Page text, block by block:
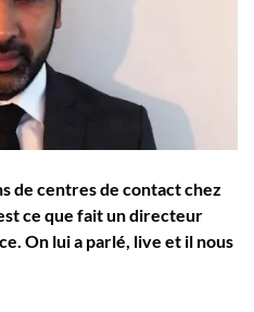
de centres de contact chez
ce que fait un directeur
On lui a parlé, live et il nous